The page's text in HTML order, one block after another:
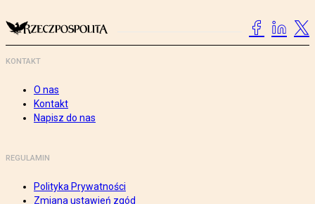
KONTAKT
O nas
Kontakt
Napisz do nas
REGULAMIN
Polityka Prywatności
Zmiana ustawień zgód